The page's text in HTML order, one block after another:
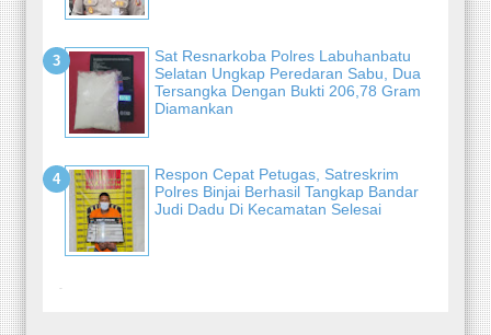
Sat Resnarkoba Polres Labuhanbatu
Selatan Ungkap Peredaran Sabu, Dua
Tersangka Dengan Bukti 206,78 Gram
Diamankan
Respon Cepat Petugas, Satreskrim
Polres Binjai Berhasil Tangkap Bandar
Judi Dadu Di Kecamatan Selesai
-